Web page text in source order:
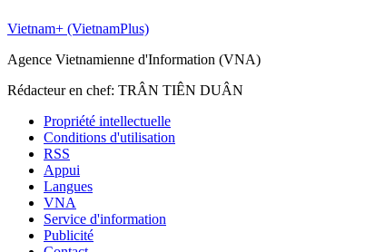
Vietnam+ (VietnamPlus)
Agence Vietnamienne d'Information (VNA)
Rédacteur en chef: TRÂN TIÊN DUÂN
Propriété intellectuelle
Conditions d'utilisation
RSS
Appui
Langues
VNA
Service d'information
Publicité